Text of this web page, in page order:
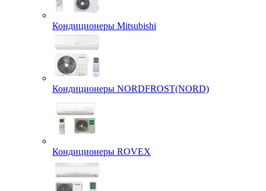
Кондиционеры Mitsubishi
Кондиционеры NORDFROST(NORD)
Кондиционеры ROVEX